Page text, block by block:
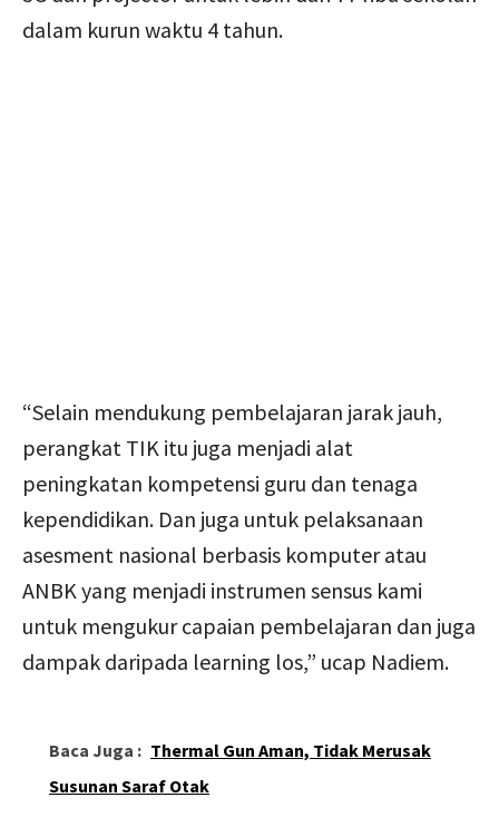
dalam kurun waktu 4 tahun.
“Selain mendukung pembelajaran jarak jauh,
perangkat TIK itu juga menjadi alat
peningkatan kompetensi guru dan tenaga
kependidikan. Dan juga untuk pelaksanaan
asesment nasional berbasis komputer atau
ANBK yang menjadi instrumen sensus kami
untuk mengukur capaian pembelajaran dan juga
dampak daripada learning los,” ucap Nadiem.
Baca Juga : Thermal Gun Aman, Tidak Merusak
Susunan Saraf Otak